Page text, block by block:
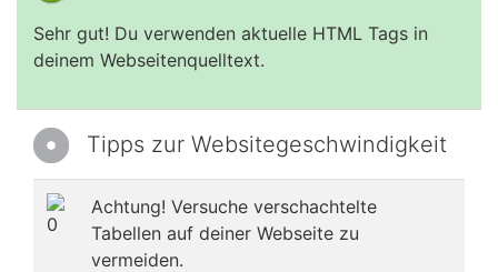
Sehr gut! Du verwenden aktuelle HTML Tags in
deinem Webseitenquelltext.
Tipps zur Websitegeschwindigkeit
Achtung! Versuche verschachtelte
Tabellen auf deiner Webseite zu
vermeiden.